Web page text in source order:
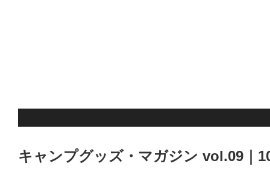
キャンプグッズ・マガジン vol.09｜